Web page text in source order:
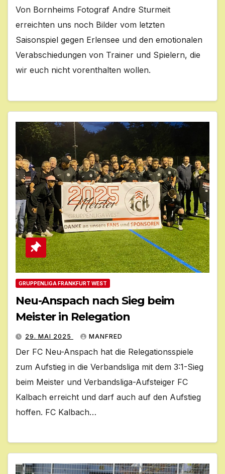
Von Bornheims Fotograf Andre Sturmeit
erreichten uns noch Bilder vom letzten
Saisonspiel gegen Erlensee und den emotionalen
Verabschiedungen von Trainer und Spielern, die
wir euch nicht vorenthalten wollen.
GRUPPENLIGA FRANKFURT WEST
Neu-Anspach nach Sieg beim
Meister in Relegation
29. MAI 2025 MANFRED
Der FC Neu-Anspach hat die Relegationsspiele
zum Aufstieg in die Verbandsliga mit dem 3:1-Sieg
beim Meister und Verbandsliga-Aufsteiger FC
Kalbach erreicht und darf auch auf den Aufstieg
hoffen. FC Kalbach…